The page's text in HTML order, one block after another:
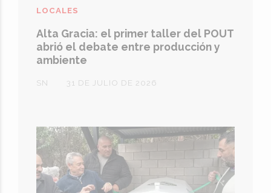
Alta Gracia: el primer taller del POUT
abrió el debate entre producción y
ambiente
SN
LOCALES
31 DE JULIO DE 2026